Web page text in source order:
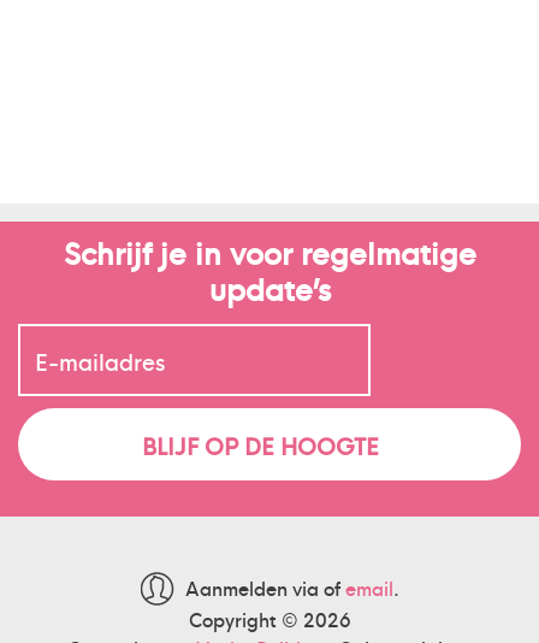
Schrijf je in voor regelmatige
update’s
Aanmelden via ofemail.
Copyright © 2026